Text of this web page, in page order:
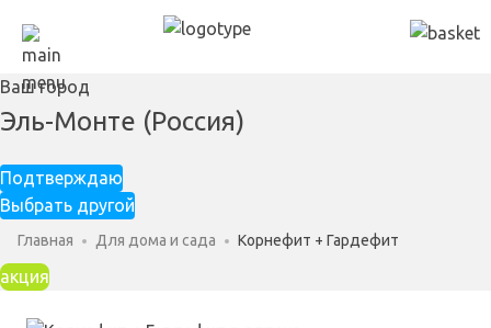
Ваш город
Эль-Монте (Россия)
Подтверждаю
Выбрать другой
Главная Для дома и сада Корнефит + Гардефит
акция